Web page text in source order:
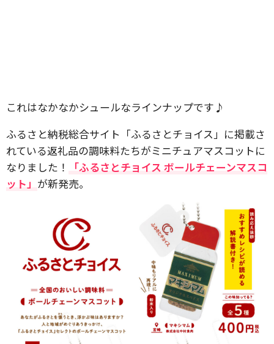
これはなかなかシュールなラインナップです♪
ふるさと納税総合サイト「ふるさとチョイス」に掲載さ
れている返礼品の調味料たちがミニチュアマスコットに
なりました！
「ふるさとチョイス ボールチェーンマスコ
ット」 が新発売。